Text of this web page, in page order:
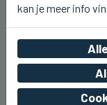
kan je meer info